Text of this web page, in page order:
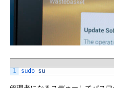
1 sudo su